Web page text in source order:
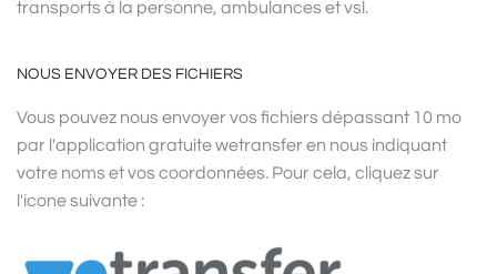
transports à la personne, ambulances et vsl.
NOUS ENVOYER DES FICHIERS
Vous pouvez nous envoyer vos fichiers dépassant 10 mo
par l'application gratuite wetransfer en nous indiquant
votre noms et vos coordonnées. Pour cela, cliquez sur
l'icone suivante :